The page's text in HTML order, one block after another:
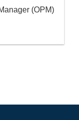
(OPM)